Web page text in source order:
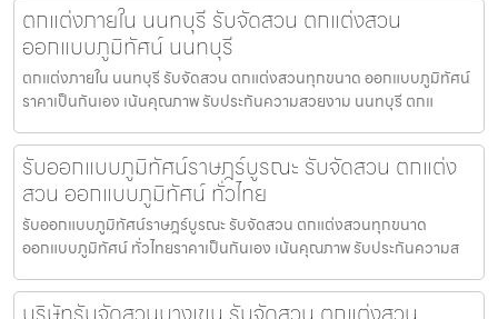
ตกแต่งภายใน นนทบุรี รับจัดสวน ตกแต่งสวน
ออกแบบภูมิทัศน์ นนทบุรี
ตกแต่งภายใน นนทบุรี รับจัดสวน ตกแต่งสวนทุกขนาด ออกแบบภูมิทัศน์
ราคาเป็นกันเอง เน้นคุณภาพ รับประกันความสวยงาม นนทบุรี ตกแ
รับออกแบบภูมิทัศน์ราษฎร์บูรณะ รับจัดสวน ตกแต่ง
สวน ออกแบบภูมิทัศน์ ทั่วไทย
รับออกแบบภูมิทัศน์ราษฎร์บูรณะ รับจัดสวน ตกแต่งสวนทุกขนาด
ออกแบบภูมิทัศน์ ทั่วไทยราคาเป็นกันเอง เน้นคุณภาพ รับประกันความส